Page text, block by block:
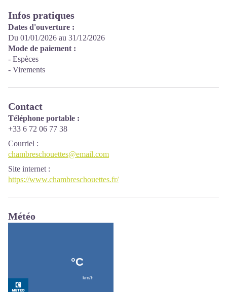
Infos pratiques
Dates d'ouverture :
Du 01/01/2026 au 31/12/2026
Mode de paiement :
- Espèces
- Virements
Contact
Téléphone portable :
+33 6 72 06 77 38
Courriel :
chambreschouettes@email.com
Site internet :
https://www.chambreschouettes.fr/
Météo